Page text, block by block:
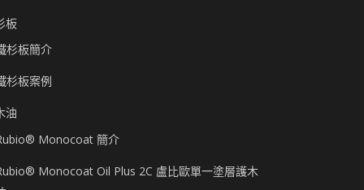
板
杉板簡介
杉板案例
油
Monocoat 簡介
Monocoat Oil Plus 2C 盧比歐單一塗層護木